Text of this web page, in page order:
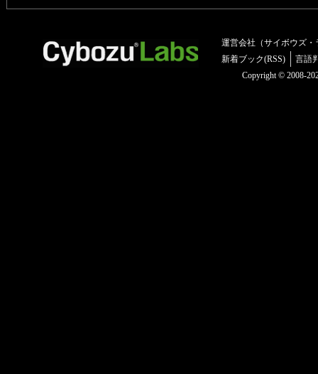
運営会社（サイボウズ・
新着ブック(RSS)
言語
Copyright © 2008-